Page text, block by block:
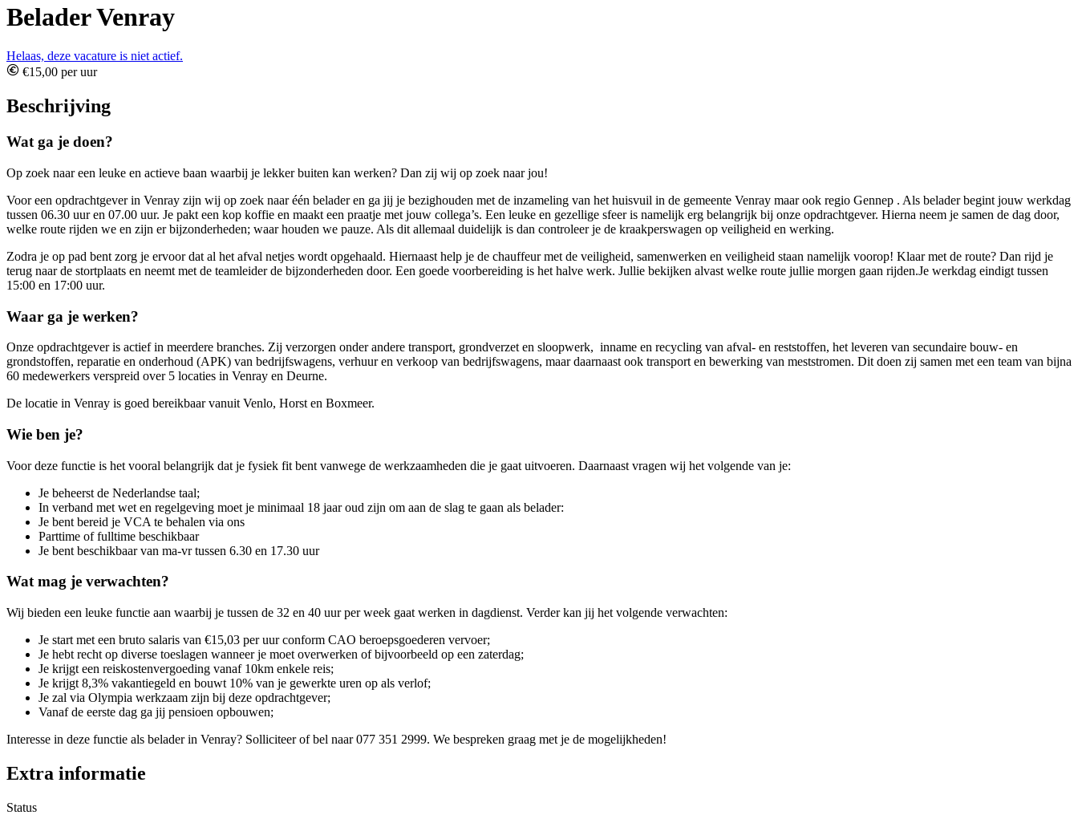
Belader Venray
Helaas, deze vacature is niet actief.
€15,00 per uur
Beschrijving
Wat ga je doen?
Op zoek naar een leuke en actieve baan waarbij je lekker buiten kan werken? Dan zij wij op zoek naar jou!
Voor een opdrachtgever in Venray zijn wij op zoek naar één belader en ga jij je bezighouden met de inzameling van het huisvuil in de gemeente Venray maar ook regio Gennep . Als belader begint jouw werkdag
tussen 06.30 uur en 07.00 uur. Je pakt een kop koffie en maakt een praatje met jouw collega’s. Een leuke en gezellige sfeer is namelijk erg belangrijk bij onze opdrachtgever. Hierna neem je samen de dag door,
welke route rijden we en zijn er bijzonderheden; waar houden we pauze. Als dit allemaal duidelijk is dan controleer je de kraakperswagen op veiligheid en werking.
Zodra je op pad bent zorg je ervoor dat al het afval netjes wordt opgehaald. Hiernaast help je de chauffeur met de veiligheid, samenwerken en veiligheid staan namelijk voorop! Klaar met de route? Dan rijd je
terug naar de stortplaats en neemt met de teamleider de bijzonderheden door. Een goede voorbereiding is het halve werk. Jullie bekijken alvast welke route jullie morgen gaan rijden.Je werkdag eindigt tussen
15:00 en 17:00 uur.
Waar ga je werken?
Onze opdrachtgever is actief in meerdere branches. Zij verzorgen onder andere transport, grondverzet en sloopwerk, inname en recycling van afval- en reststoffen, het leveren van secundaire bouw- en
grondstoffen, reparatie en onderhoud (APK) van bedrijfswagens, verhuur en verkoop van bedrijfswagens, maar daarnaast ook transport en bewerking van meststromen. Dit doen zij samen met een team van bijna
60 medewerkers verspreid over 5 locaties in Venray en Deurne.
De locatie in Venray is goed bereikbaar vanuit Venlo, Horst en Boxmeer.
Wie ben je?
Voor deze functie is het vooral belangrijk dat je fysiek fit bent vanwege de werkzaamheden die je gaat uitvoeren. Daarnaast vragen wij het volgende van je:
Je beheerst de Nederlandse taal;
In verband met wet en regelgeving moet je minimaal 18 jaar oud zijn om aan de slag te gaan als belader:
Je bent bereid je VCA te behalen via ons
Parttime of fulltime beschikbaar
Je bent beschikbaar van ma-vr tussen 6.30 en 17.30 uur
Wat mag je verwachten?
Wij bieden een leuke functie aan waarbij je tussen de 32 en 40 uur per week gaat werken in dagdienst. Verder kan jij het volgende verwachten:
Je start met een bruto salaris van €15,03 per uur conform CAO beroepsgoederen vervoer;
Je hebt recht op diverse toeslagen wanneer je moet overwerken of bijvoorbeeld op een zaterdag;
Je krijgt een reiskostenvergoeding vanaf 10km enkele reis;
Je krijgt 8,3% vakantiegeld en bouwt 10% van je gewerkte uren op als verlof;
Je zal via Olympia werkzaam zijn bij deze opdrachtgever;
Vanaf de eerste dag ga jij pensioen opbouwen;
Interesse in deze functie als belader in Venray? Solliciteer of bel naar 077 351 2999. We bespreken graag met je de mogelijkheden!
Extra informatie
Status